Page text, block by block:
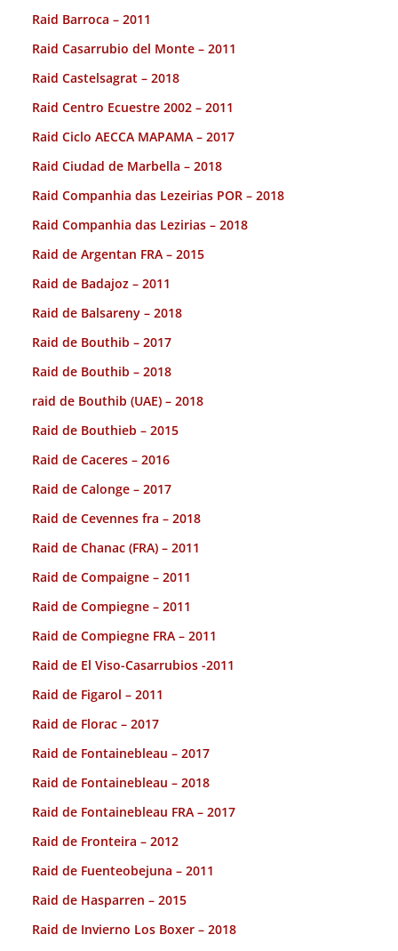
Raid Barroca – 2011
Raid Casarrubio del Monte – 2011
Raid Castelsagrat – 2018
Raid Centro Ecuestre 2002 – 2011
Raid Ciclo AECCA MAPAMA – 2017
Raid Ciudad de Marbella – 2018
Raid Companhia das Lezeirias POR – 2018
Raid Companhia das Lezirias – 2018
Raid de Argentan FRA – 2015
Raid de Badajoz – 2011
Raid de Balsareny – 2018
Raid de Bouthib – 2017
Raid de Bouthib – 2018
raid de Bouthib (UAE) – 2018
Raid de Bouthieb – 2015
Raid de Caceres – 2016
Raid de Calonge – 2017
Raid de Cevennes fra – 2018
Raid de Chanac (FRA) – 2011
Raid de Compaigne – 2011
Raid de Compiegne – 2011
Raid de Compiegne FRA – 2011
Raid de El Viso-Casarrubios -2011
Raid de Figarol – 2011
Raid de Florac – 2017
Raid de Fontainebleau – 2017
Raid de Fontainebleau – 2018
Raid de Fontainebleau FRA – 2017
Raid de Fronteira – 2012
Raid de Fuenteobejuna – 2011
Raid de Hasparren – 2015
Raid de Invierno Los Boxer – 2018